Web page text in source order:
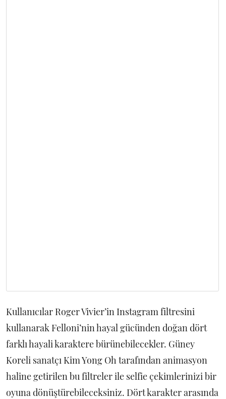
Kullanıcılar Roger Vivier’in Instagram filtresini
kullanarak Felloni’nin hayal gücünden doğan dört
farklı hayali karaktere bürünebilecekler. Güney
Koreli sanatçı Kim Yong Oh tarafından animasyon
haline getirilen bu filtreler ile selfie çekimlerinizi bir
oyuna dönüştürebileceksiniz. Dört karakter arasında